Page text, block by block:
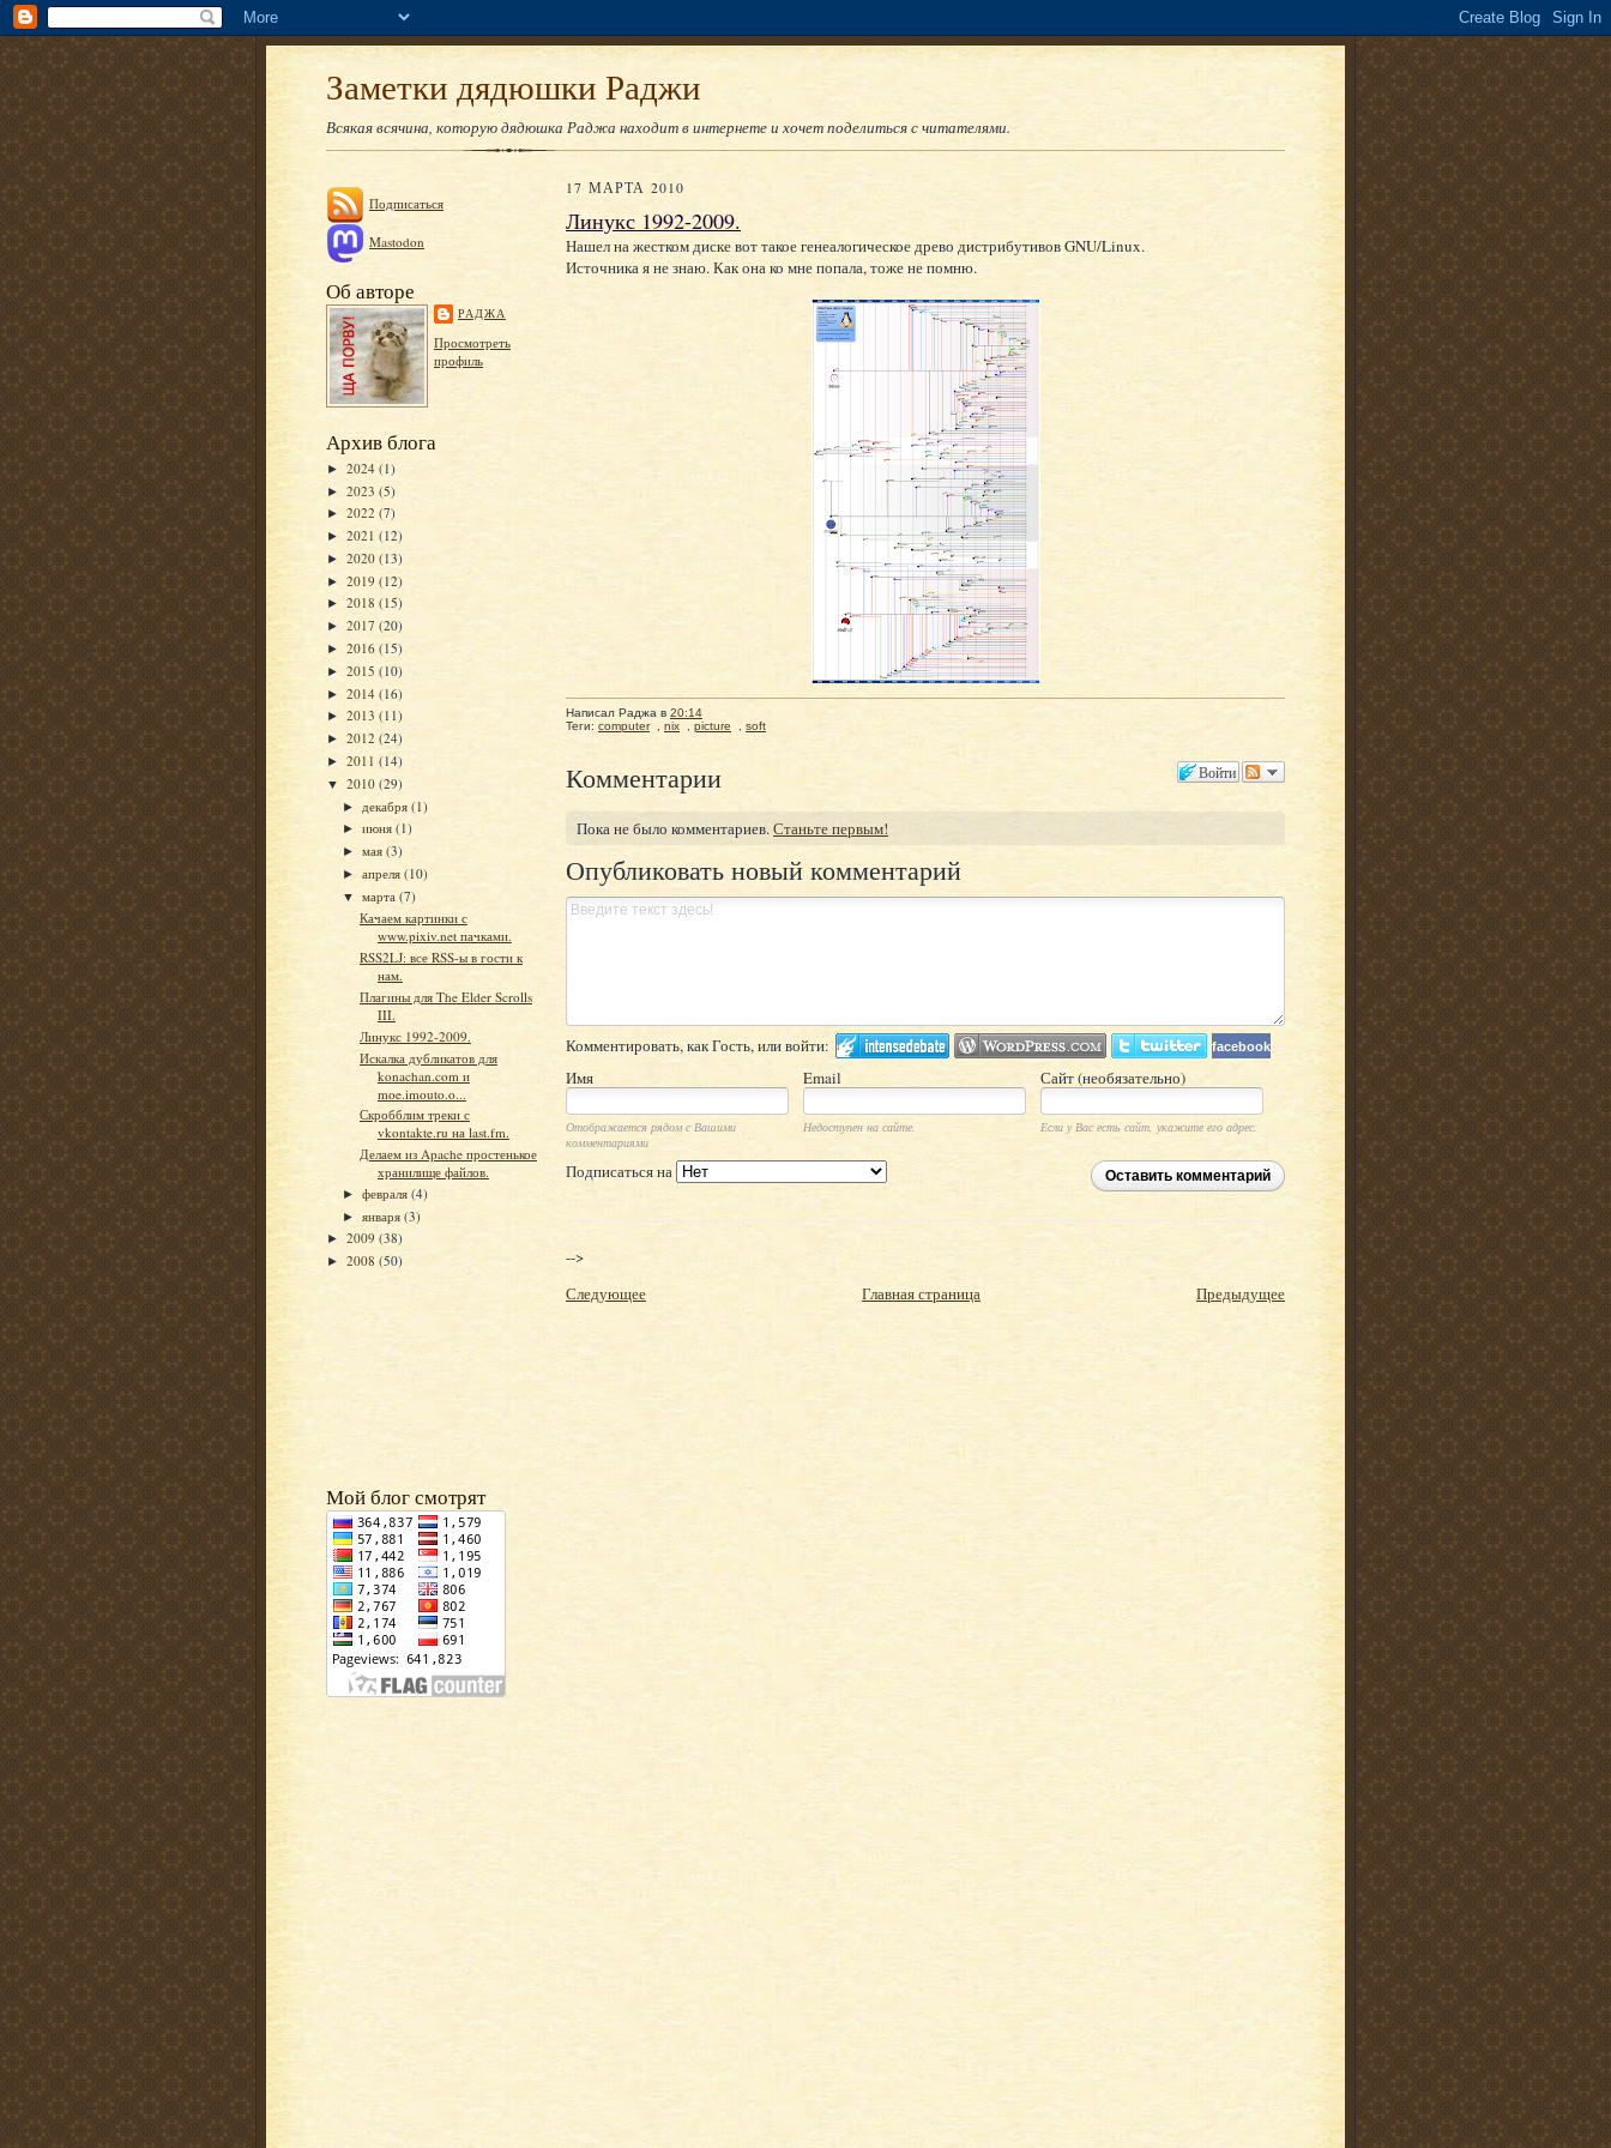
Заметки дядюшки Раджи
Всякая всячина, которую дядюшка Раджа находит в интернете и хочет поделиться с читателями.
Подписаться
Mastodon
Об авторе
РАДЖА
Просмотреть
профиль
Архив блога
► 2024 (1)
► 2023 (5)
► 2022 (7)
► 2021 (12)
► 2020 (13)
► 2019 (12)
► 2018 (15)
► 2017 (20)
► 2016 (15)
► 2015 (10)
► 2014 (16)
► 2013 (11)
► 2012 (24)
► 2011 (14)
▼ 2010 (29)
► декабря(1)
►июня(1)
►мая(3)
►апреля(10)
▼марта(7)
Качаем картинки с
www.pixiv.net пачками.
RSS2LJ: все RSS-ы в гости к
нам.
Плагины для The Elder Scrolls
III.
Линукс 1992-2009.
Искалка дубликатов для
konachan.com и
moe.imouto.o...
Скробблим треки с
vkontakte.ru на last.fm.
Делаем из Apache простенькое
хранилище файлов.
►февраля(4)
►января(3)
► 2009 (38)
► 2008 (50)
Мой блог смотрят
17 МАРТА 2010
Линукс 1992-2009.
Нашел на жестком диске вот такое генеалогическое древо дистрибутивов GNU/Linux.
Источника я не знаю. Как она ко мне попала, тоже не помню.
Написал Раджа в 20:14
Теги: computer nix picture soft
Войти
Комментарии
Пока не было комментариев.Станьте первым!
Опубликовать новый комментарий
Комментировать, как Гость, или войти: facebook
Имя Email Сайт (необязательно)
Отображается рядом с Вашими
комментариями
Недоступен на сайте. Если у Вас есть сайт, укажите его адрес.
Оставить комментарий
Подписаться на
-->
Следующее
Предыдущее
Главная страница